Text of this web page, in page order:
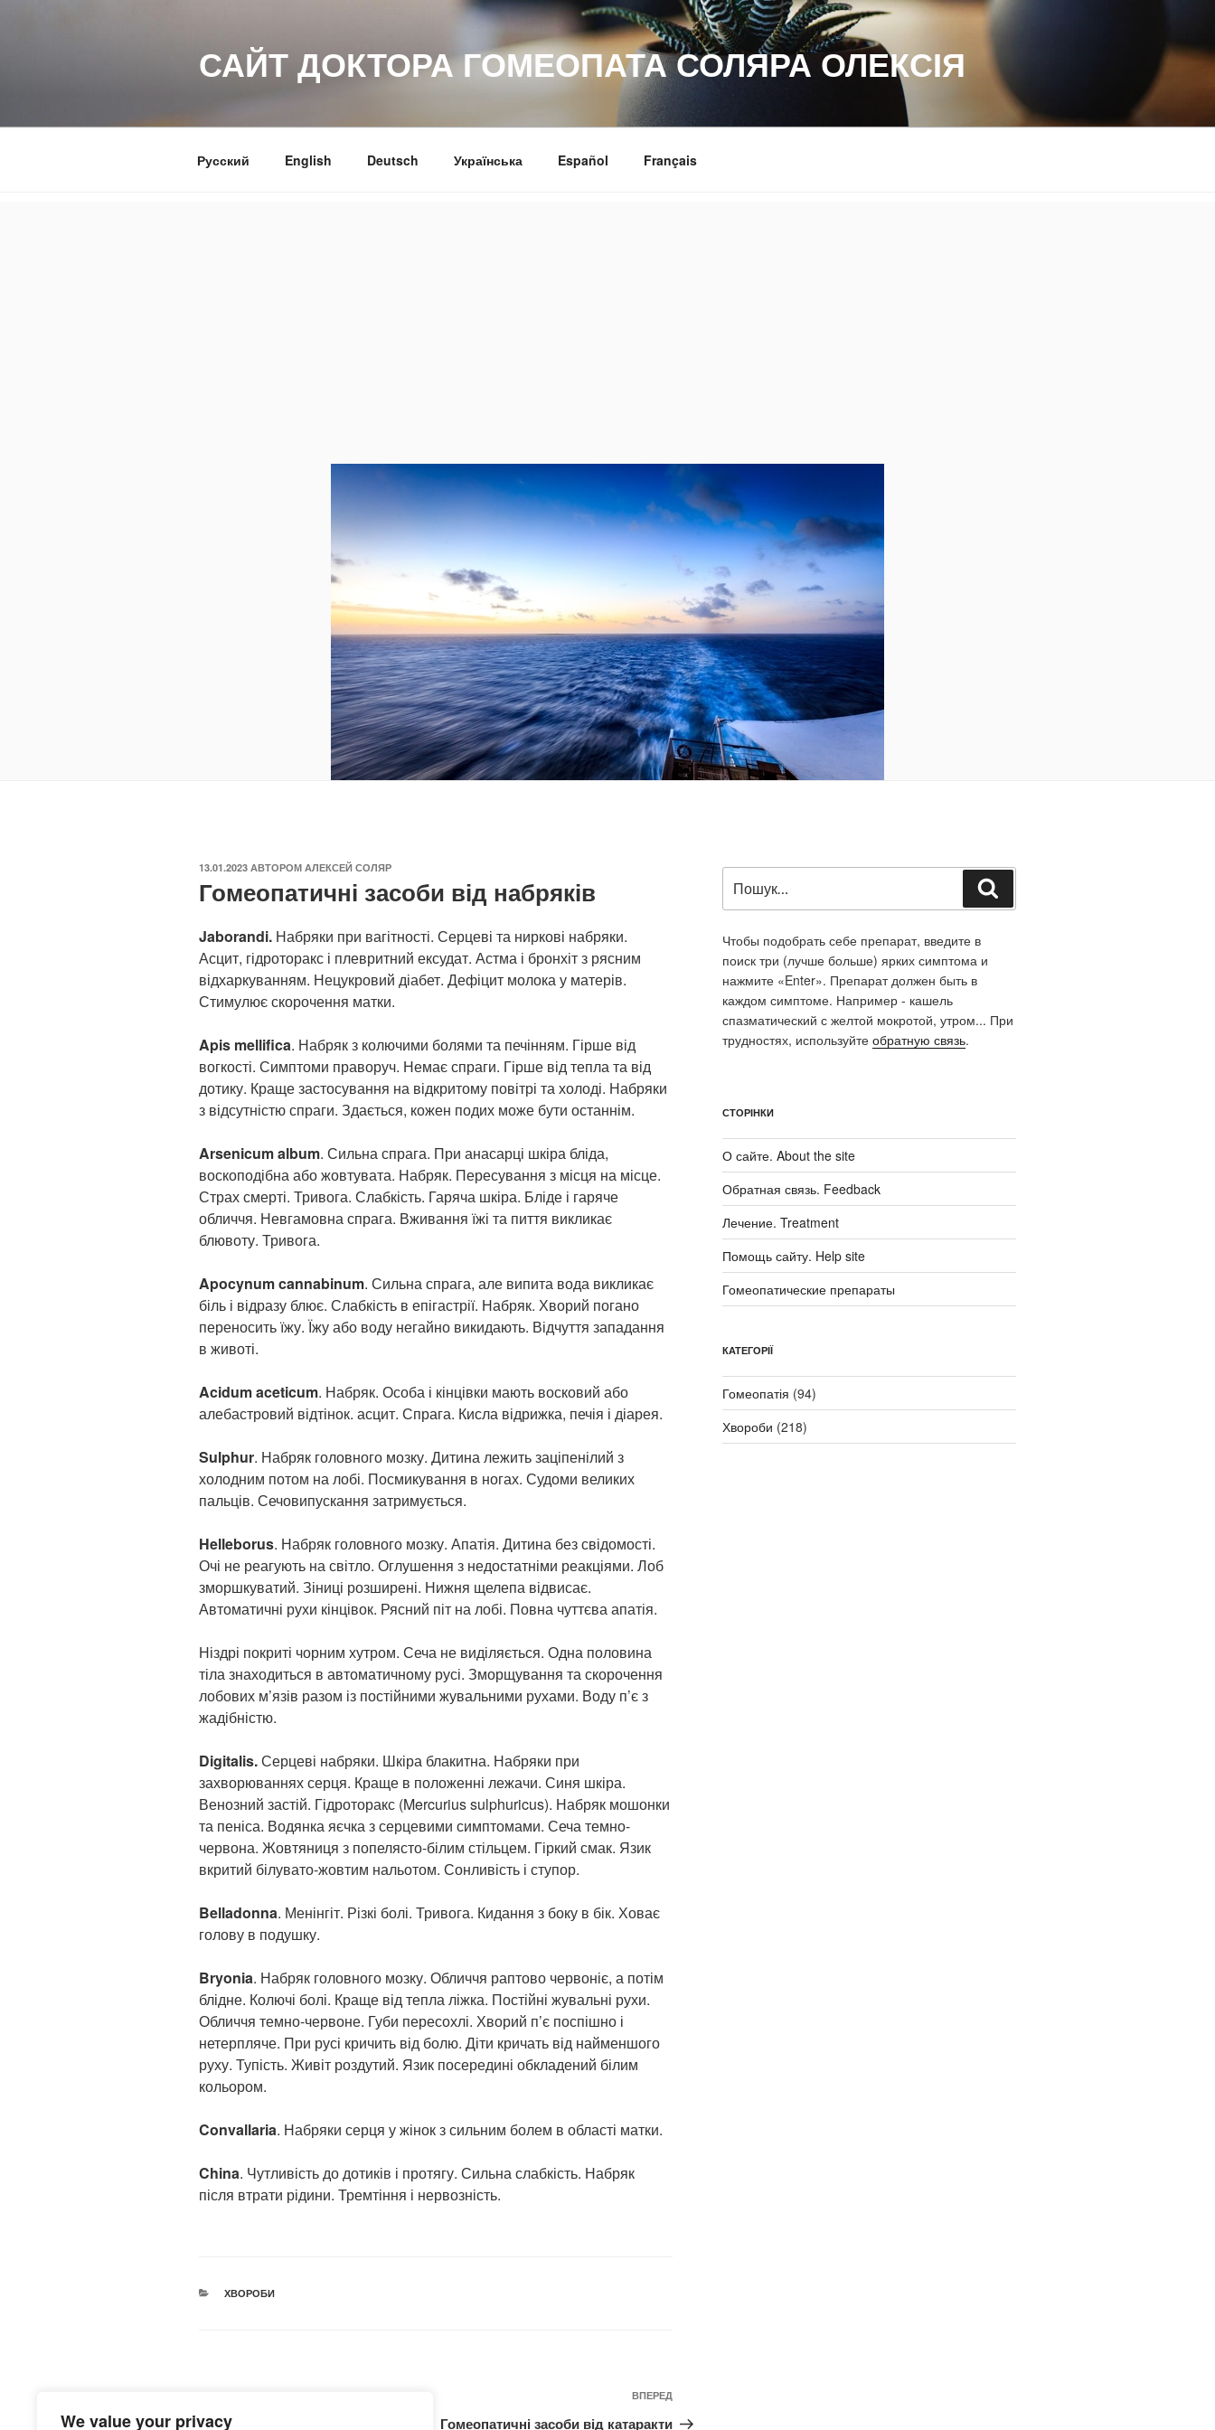
We value your privacy
САЙТ ДОКТОРА ГОМЕОПАТА СОЛЯРА ОЛЕКСІЯ
Русский English Deutsch Українська Español Français
ОПУБЛІКОВАНО
13.01.2023 АВТОРОМ АЛЕКСЕЙ СОЛЯР
Гомеопатичні засоби від набряків
Jaborandi. Набряки при вагітності. Серцеві та ниркові набряки.
Асцит, гідроторакс і плевритний ексудат. Астма і бронхіт з рясним
відхаркуванням. Нецукровий діабет. Дефіцит молока у матерів.
Стимулює скорочення матки.
Apis mellifica. Набряк з колючими болями та печінням. Гірше від
вогкості. Симптоми праворуч. Немає спраги. Гірше від тепла та від
дотику. Краще застосування на відкритому повітрі та холоді. Набряки
з відсутністю спраги. Здається, кожен подих може бути останнім.
Arsenicum album. Сильна спрага. При анасарці шкіра бліда,
воскоподібна або жовтувата. Набряк. Пересування з місця на місце.
Страх смерті. Тривога. Слабкість. Гаряча шкіра. Бліде і гаряче
обличчя. Невгамовна спрага. Вживання їжі та пиття викликає
блювоту. Тривога.
Apocynum cannabinum. Сильна спрага, але випита вода викликає
біль і відразу блює. Слабкість в епігастрії. Набряк. Хворий погано
переносить їжу. Їжу або воду негайно викидають. Відчуття западання
в животі.
Acidum aceticum. Набряк. Особа і кінцівки мають восковий або
алебастровий відтінок. асцит. Спрага. Кисла відрижка, печія і діарея.
Sulphur. Набряк головного мозку. Дитина лежить заціпенілий з
холодним потом на лобі. Посмикування в ногах. Судоми великих
пальців. Сечовипускання затримується.
Helleborus. Набряк головного мозку. Апатія. Дитина без свідомості.
Очі не реагують на світло. Оглушення з недостатніми реакціями. Лоб
зморшкуватий. Зіниці розширені. Нижня щелепа відвисає.
Автоматичні рухи кінцівок. Рясний піт на лобі. Повна чуттєва апатія.
Ніздрі покриті чорним хутром. Сеча не виділяється. Одна половина
тіла знаходиться в автоматичному русі. Зморщування та скорочення
лобових м’язів разом із постійними жувальними рухами. Воду п’є з
жадібністю.
Digitalis.Серцеві набряки. Шкіра блакитна. Набряки при
захворюваннях серця. Краще в положенні лежачи. Синя шкіра.
Венозний застій. Гідроторакс (Mercurius sulphuricus). Набряк мошонки
та пеніса. Водянка яєчка з серцевими симптомами. Сеча темно-
червона. Жовтяниця з попелясто-білим стільцем. Гіркий смак. Язик
вкритий білувато-жовтим нальотом. Сонливість і ступор.
Belladonna. Менінгіт. Різкі болі. Тривога. Кидання з боку в бік. Ховає
голову в подушку.
Bryonia. Набряк головного мозку. Обличчя раптово червоніє, а потім
блідне. Колючі болі. Краще від тепла ліжка. Постійні жувальні рухи.
Обличчя темно-червоне. Губи пересохлі. Хворий п’є поспішно і
нетерпляче. При русі кричить від болю. Діти кричать від найменшого
руху. Тупість. Живіт роздутий. Язик посередині обкладений білим
кольором.
Convallaria. Набряки серця у жінок з сильним болем в області матки.
China. Чутливість до дотиків і протягу. Сильна слабкість. Набряк
після втрати рідини. Тремтіння і нервозність.
КАТЕГОРІЇ
ХВОРОБИ
записів
запис:
Гомеопатія за синдромами
Наступний
запис
ВПЕРЕД
Гомеопатичні засоби від катаракти
за
запитом:
Чтобы подобрать себе препарат, введите в
поиск три (лучше больше) ярких симптома и
нажмите «Enter». Препарат должен быть в
каждом симптоме. Например - кашель
спазматический с желтой мокротой, утром... При
трудностях, используйте обратную связь.
СТОРІНКИ
О сайте. About the site
Обратная связь. Feedback
Лечение. Treatment
Помощь сайту. Help site
Гомеопатические препараты
КАТЕГОРІЇ
Гомеопатія (94)
Хвороби (218)